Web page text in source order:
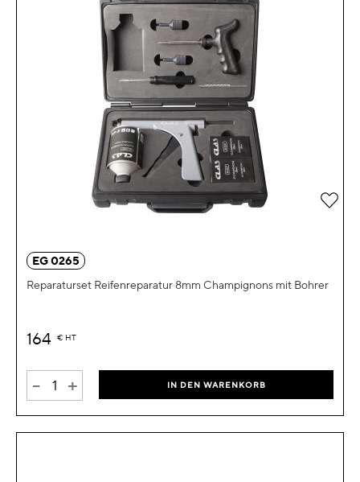
EG 0265
Reparaturset Reifenreparatur 8mm Champignons mit Bohrer
164 € HT
- + IN DEN WARENKORB
Zur